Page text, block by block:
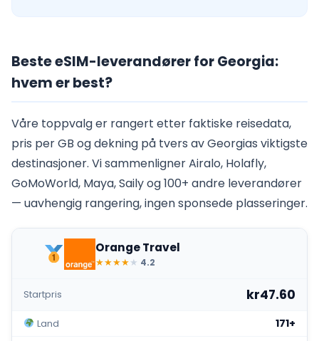
Beste eSIM-leverandører for Georgia:
hvem er best?
Våre toppvalg er rangert etter faktiske reisedata,
pris per GB og dekning på tvers av Georgias viktigste
destinasjoner. Vi sammenligner Airalo, Holafly,
GoMoWorld, Maya, Saily og 100+ andre leverandører
— uavhengig rangering, ingen sponsede plasseringer.
Orange Travel
★★★★★ 4.2
Startpris kr47.60
Land 171+